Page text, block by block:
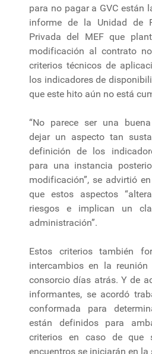
para no pagar a GVC están
informe de la Unidad de
Privada del MEF que
modificación al contrato
criterios técnicos de
los indicadores de
que este hito aún no está
“No parece ser una
dejar un aspecto tan
definición de los
para una instancia
modificación”, se advirtió
que estos aspectos
riesgos e implican un
administración”.
Estos criterios también
intercambios en la
consorcio días atrás. Y de
informantes, se acordó
conformada para
están definidos para
criterios en caso de que
encuentros se iniciarán en